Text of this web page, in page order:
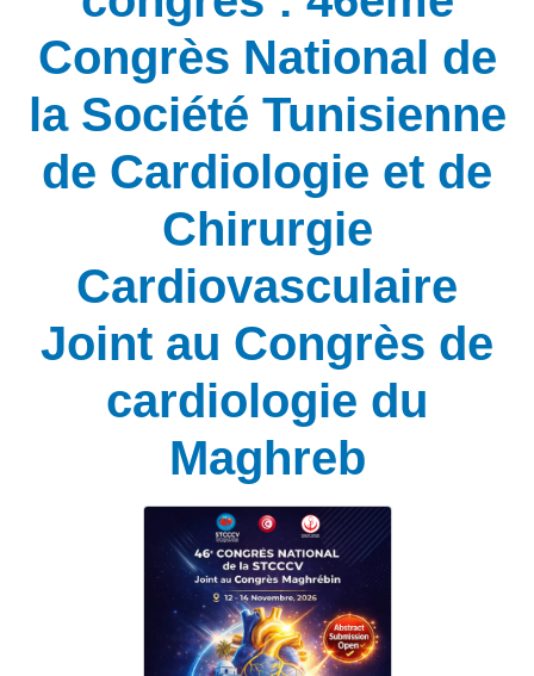
Congrès National de
la Société Tunisienne
de Cardiologie et de
Chirurgie
Cardiovasculaire
Joint au Congrès de
cardiologie du
Maghreb